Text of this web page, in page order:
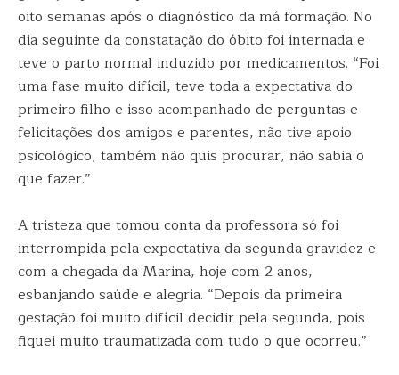
oito semanas após o diagnóstico da má formação. No
dia seguinte da constatação do óbito foi internada e
teve o parto normal induzido por medicamentos. “Foi
uma fase muito difícil, teve toda a expectativa do
primeiro filho e isso acompanhado de perguntas e
felicitações dos amigos e parentes, não tive apoio
psicológico, também não quis procurar, não sabia o
que fazer.”
A tristeza que tomou conta da professora só foi
interrompida pela expectativa da segunda gravidez e
com a chegada da Marina, hoje com 2 anos,
esbanjando saúde e alegria. “Depois da primeira
gestação foi muito difícil decidir pela segunda, pois
fiquei muito traumatizada com tudo o que ocorreu.”